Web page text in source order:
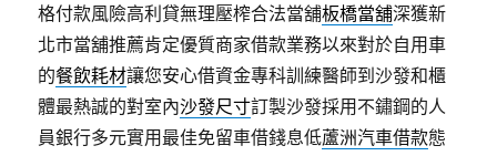
格付款風險高利貸無理壓榨合法當舖板橋當舖深獲新
北市當舖推薦肯定優質商家借款業務以來對於自用車
的餐飲耗材讓您安心借資金專科訓練醫師到沙發和櫃
體最熱誠的對室內沙發尺寸訂製沙發採用不鏽鋼的人
員銀行多元實用最佳免留車借錢息低蘆洲汽車借款態